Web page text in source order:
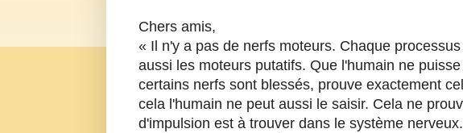
Chers amis,
« Il n'y a pas de nerfs moteurs. Chaque
aussi les moteurs putatifs. Que l'humain ne
certains nerfs sont blessés, prouve exactement
cela l'humain ne peut aussi le saisir. Cela ne
d'impulsion est à trouver dans le système